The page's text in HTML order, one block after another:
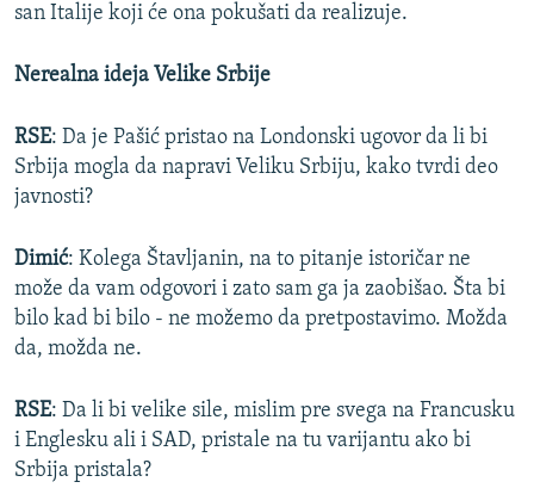
san Italije koji će ona pokušati da realizuje.
Nerealna ideja Velike Srbije
RSE: Da je Pašić pristao na Londonski ugovor da li bi
Srbija mogla da napravi Veliku Srbiju, kako tvrdi deo
javnosti?
Dimić: Kolega Štavljanin, na to pitanje istoričar ne
može da vam odgovori i zato sam ga ja zaobišao. Šta bi
bilo kad bi bilo - ne možemo da pretpostavimo. Možda
da, možda ne.
RSE: Da li bi velike sile, mislim pre svega na Francusku
i Englesku ali i SAD, pristale na tu varijantu ako bi
Srbija pristala?